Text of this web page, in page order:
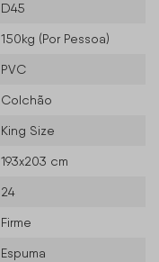
D45
150kg (Por Pessoa)
PVC
Colchão
King Size
193x203 cm
24
Firme
Espuma